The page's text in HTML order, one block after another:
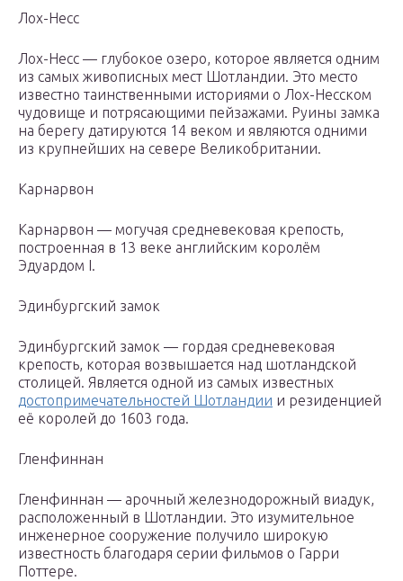
Лох-Несс
Лох-Несс — глубокое озеро, которое является одним
из самых живописных мест Шотландии. Это место
известно таинственными историями о Лох-Несском
чудовище и потрясающими пейзажами. Руины замка
на берегу датируются 14 веком и являются одними
из крупнейших на севере Великобритании.
Карнарвон
Карнарвон — могучая средневековая крепость,
построенная в 13 веке английским королём
Эдуардом I.
Эдинбургский замок
Эдинбургский замок — гордая средневековая
крепость, которая возвышается над шотландской
столицей. Является одной из самых известных
достопримечательностей Шотландии и резиденцией
её королей до 1603 года.
Гленфиннан
Гленфиннан — арочный железнодорожный виадук,
расположенный в Шотландии. Это изумительное
инженерное сооружение получило широкую
известность благодаря серии фильмов о Гарри
Поттере.